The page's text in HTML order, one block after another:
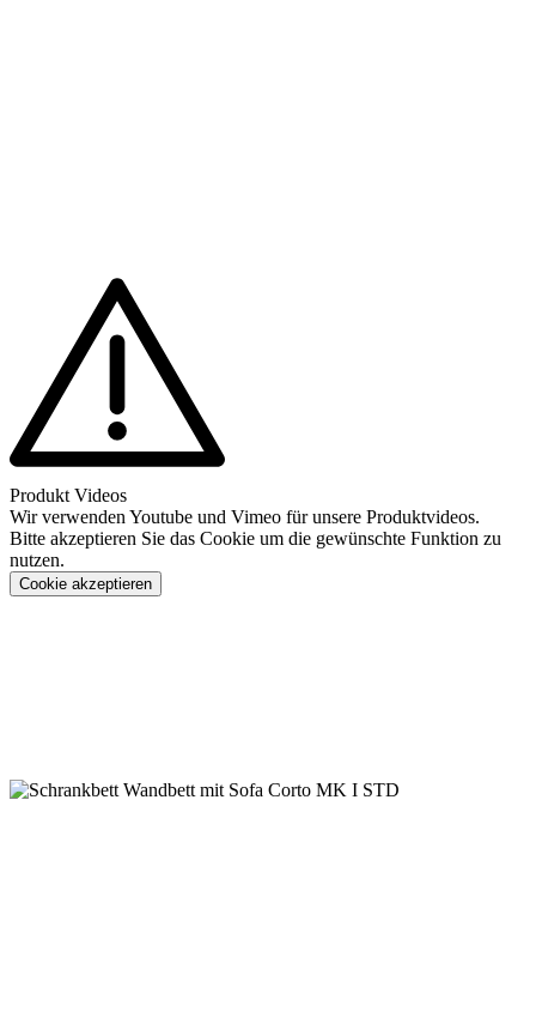
Produkt Videos
Wir verwenden Youtube und Vimeo für unsere Produktvideos.
Bitte akzeptieren Sie das Cookie um die gewünschte Funktion zu
nutzen.
Cookie akzeptieren